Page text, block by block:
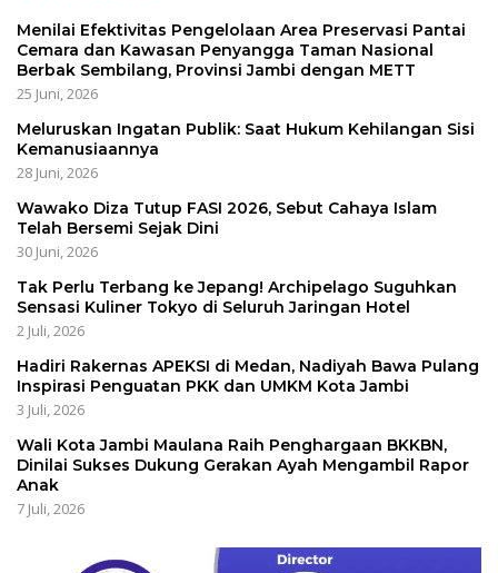
Menilai Efektivitas Pengelolaan Area Preservasi Pantai
Cemara dan Kawasan Penyangga Taman Nasional
Berbak Sembilang, Provinsi Jambi dengan METT
25 Juni, 2026
Meluruskan Ingatan Publik: Saat Hukum Kehilangan Sisi
Kemanusiaannya
28 Juni, 2026
Wawako Diza Tutup FASI 2026, Sebut Cahaya Islam
Telah Bersemi Sejak Dini
30 Juni, 2026
Tak Perlu Terbang ke Jepang! Archipelago Suguhkan
Sensasi Kuliner Tokyo di Seluruh Jaringan Hotel
2 Juli, 2026
Hadiri Rakernas APEKSI di Medan, Nadiyah Bawa Pulang
Inspirasi Penguatan PKK dan UMKM Kota Jambi
3 Juli, 2026
Wali Kota Jambi Maulana Raih Penghargaan BKKBN,
Dinilai Sukses Dukung Gerakan Ayah Mengambil Rapor
Anak
7 Juli, 2026